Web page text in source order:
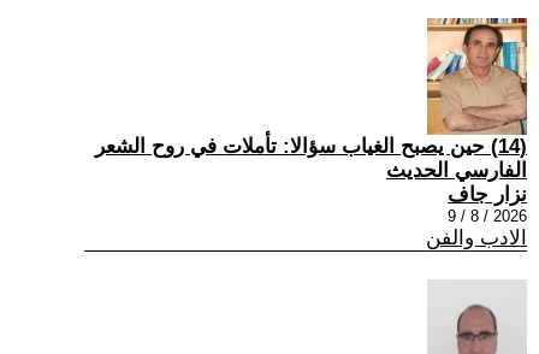
(14) حين يصبح الغياب سؤالا: تأملات في روح الشعر
الفارسي الحديث
نزار جاف
2026 / 8 / 9
الادب والفن